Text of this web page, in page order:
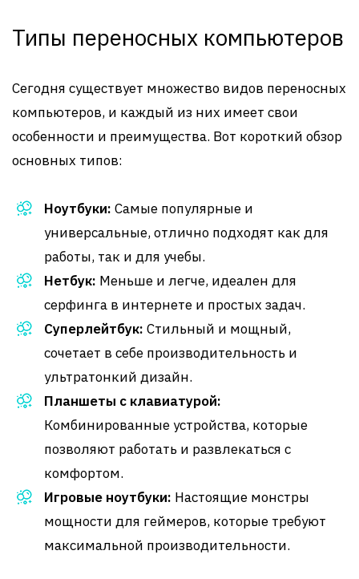
Типы переносных компьютеров
Сегодня существует множество видов переносных
компьютеров, и каждый из них имеет свои
особенности и преимущества. Вот короткий обзор
основных типов:
Ноутбуки: Самые популярные и
универсальные, отлично подходят как для
работы, так и для учебы.
Нетбук: Меньше и легче, идеален для
серфинга в интернете и простых задач.
Суперлейтбук: Стильный и мощный,
сочетает в себе производительность и
ультратонкий дизайн.
Планшеты с клавиатурой:
Комбинированные устройства, которые
позволяют работать и развлекаться с
комфортом.
Игровые ноутбуки: Настоящие монстры
мощности для геймеров, которые требуют
максимальной производительности.